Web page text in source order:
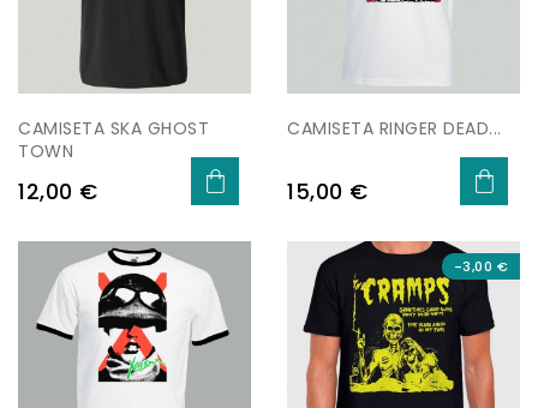
CAMISETA SKA GHOST
TOWN
Preu
12,00 €
CAMISETA RINGER DEAD...
Preu
15,00 €
-3,00 €